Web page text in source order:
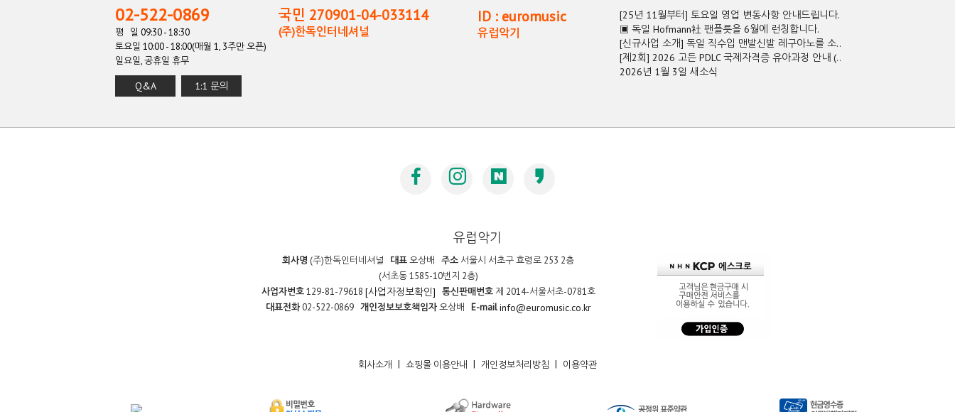
02-522-0869
평 일 09:30 - 18:30
토요일 10:00 - 18:00(매월 1, 3주만 오픈)
일요일, 공휴일 휴무
Q&A 1:1 문의
국민 270901-04-033114
(주)한독인터네셔널
ID : euromusic
유럽악기
[25년 11월부터] 토요일 영업 변동사항 안내드립니다.
▣ 독일 Hofmann社 팬플릇을 6월에 런칭합니다.
[신규사업 소개] 독일 직수입 맨발신발 레구아노를 소..
[제2회] 2026 고든 PDLC 국제자격증 유아과정 안내 (..
2026년 1월 3일 새소식
유럽악기
회사명 (주)한독인터네셔널 대표오상배 주소 서울시 서초구 효령로 253 2층
(서초동 1585-10번지 2층)
사업자번호129-81-79618 [사업자정보확인] 통신판매번호제 2014-서울서초-0781호
대표전화02-522-0869 개인정보보호책임자오상배 E-mail info@euromusic.co.kr
회사소개 | 쇼핑몰 이용안내 | 개인정보처리방침 | 이용약관